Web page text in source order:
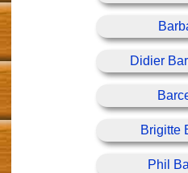
Didier
Brigitte
Phil